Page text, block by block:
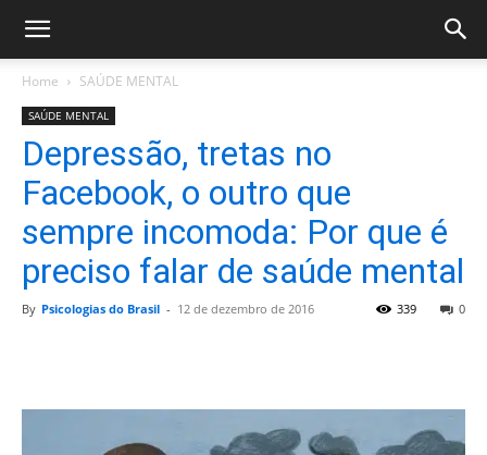
Home SAÚDE MENTAL
SAÚDE MENTAL
Depressão, tretas no
Facebook, o outro que
sempre incomoda: Por que é
preciso falar de saúde mental
By Psicologias do Brasil - 12 de dezembro de 2016 0
339